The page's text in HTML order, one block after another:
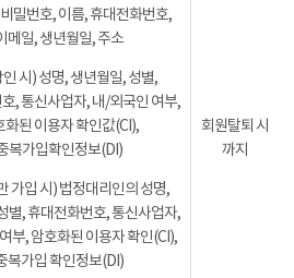
밀번호, 이름, 휴대전화번호,
메일, 생년월일, 주소
시) 성명, 생년월일, 성별,
, 통신사업자, 내/외국인 여부,
화된 이용자 확인값(CI),
복가입확인정보(DI)
가입 시) 법정대리인의 성명,
별, 휴대전화번호, 통신사업자,
부, 암호화된 이용자 확인(CI),
복가입 확인정보(DI)
회원탈퇴 시
까지